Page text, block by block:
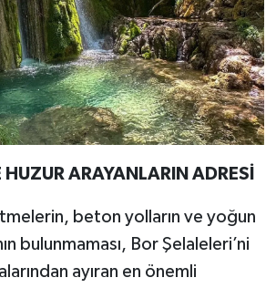
ARAYANLARIN ADRESİ
beton yolların ve yoğun
bulunmaması, Bor Şelaleleri’ni
ayıran en önemli